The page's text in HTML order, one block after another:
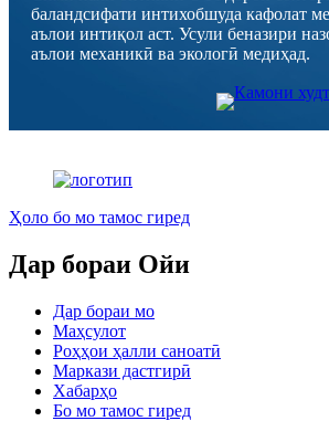
баландсифати интихобшуда кафолат
аълои интиқол аст. Усули беназири
аълои механикӣ ва экологӣ медиҳад.
Ҳоло бо мо тамос гиред
Дар бораи Ойи
Дар бораи мо
Маҳсулот
Роҳҳои ҳалли саноатӣ
Маркази дастгирӣ
Хабарҳо
Бо мо тамос гиред